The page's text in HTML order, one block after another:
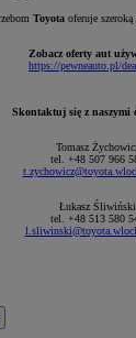
Toyota oferuje
Zobacz oferty aut
https://pewneauto.pl/
Skontaktuj się z naszymi
Tomasz
tel. +48 507 966
Łukasz Śliwiński
tel. +48 513 580